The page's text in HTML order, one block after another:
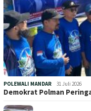
POLEWALI MANDAR 31 Juli 2026
Demokrat Polman